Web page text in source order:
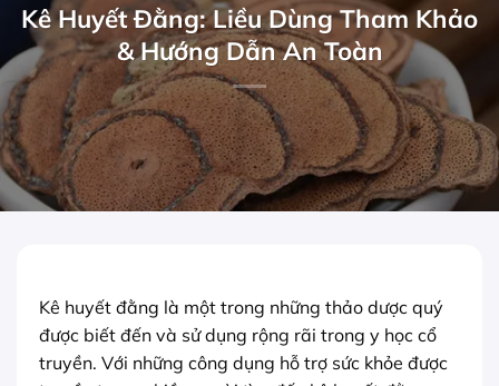
Kê Huyết Đằng: Liều Dùng Tham Khảo
& Hướng Dẫn An Toàn
Kê huyết đằng là một trong những thảo dược quý
được biết đến và sử dụng rộng rãi trong y học cổ
truyền. Với những công dụng hỗ trợ sức khỏe được